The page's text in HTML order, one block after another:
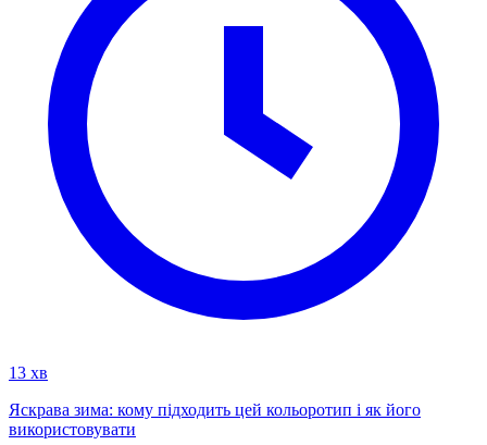
13 хв
Яскрава зима: кому підходить цей кольоротип і як його
використовувати